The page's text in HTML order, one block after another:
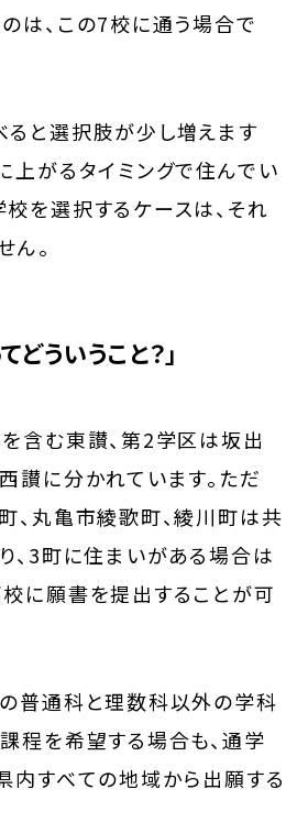
は、この7校に通う場合で
と選択肢が少し増えます
上がるタイミングで住んでい
を選択するケースは、それ
ん。
どういうこと？」
含む東讃、第2学区は坂出
讃に分かれています。ただ
、丸亀市綾歌町、綾川町は共
、3町に住まいがある場合は
に願書を提出することが可
普通科と理数科以外の学科
程を希望する場合も、通学
内すべての地域から出願する